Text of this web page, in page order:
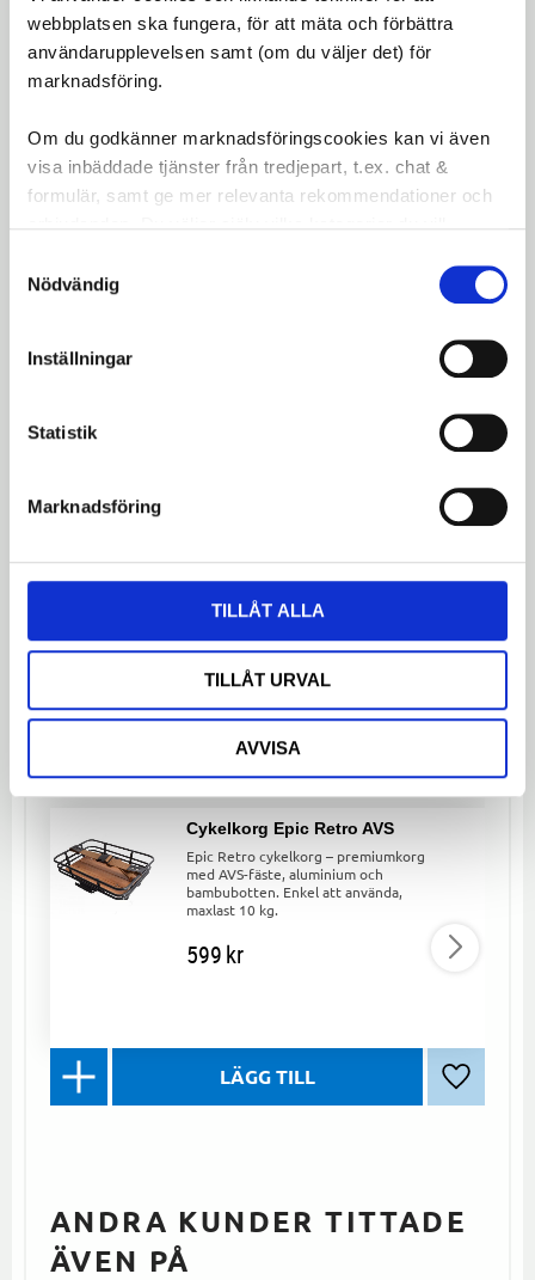
webbplatsen ska fungera, för att mäta och förbättra
användarupplevelsen samt (om du väljer det) för
marknadsföring.
Om du godkänner marknadsföringscookies kan vi även
visa inbäddade tjänster från tredjepart, t.ex. chat &
formulär, samt ge mer relevanta rekommendationer och
Nödvändig
Inställningar
Statistik
Marknadsföring
TILLÅT ALLA
TILLÅT URVAL
AVVISA
Funktion:Robust, praktisk och stilfull för
cyklar i laststil
Gör din cykling både enklare och snyggare med
Bakery Crate AVS – den ultimata lösningen för att
frakta allt från varor till last på din cykel.
Facebook
TwitterLinkedIn
LIKNANDE PRODUKTER
Cykelkorg Epic Retro AVS
Epic Retro cykelkorg – premiumkorg
med AVS-fäste, aluminium och
bambubotten. Enkel att använda,
maxlast 10 kg.
599kr
Lägg till
ANDRA KUNDER TITTADE
ÄVEN PÅ